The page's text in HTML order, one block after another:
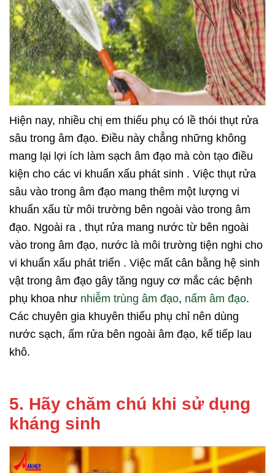
Hiện nay, nhiều chị em thiếu phụ có lề thói thụt rửa
sâu trong âm đạo. Điều này chẳng những không
mang lại lợi ích làm sạch âm đạo mà còn tạo điều
kiện cho các vi khuẩn xấu phát sinh . Việc thụt rửa
sâu vào trong âm đạo mang thêm một lượng vi
khuẩn xấu từ môi trường bên ngoài vào trong âm
đạo. Ngoài ra , thụt rửa mang nước từ bên ngoài
vào trong âm đạo, nước là môi trường tiện nghi cho
vi khuẩn xấu phát triển . Việc mất cân bằng hệ sinh
vật trong âm đạo gây tăng nguy cơ mắc các bệnh
phụ khoa như nhiễm trùng âm đạo, nấm âm đạo.
Các chuyên gia khuyên thiếu phụ chỉ nên dùng
nước sạch, ấm rửa bên ngoài âm đạo, kế tiếp lau
khô.
5. Hãy chăm chú khi sử dụng
kháng sinh